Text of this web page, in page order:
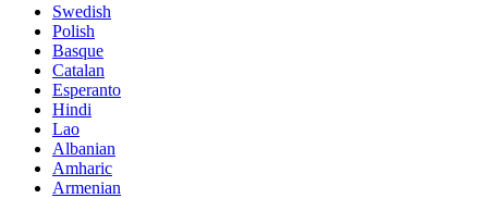
Swedish
Polish
Basque
Catalan
Esperanto
Hindi
Lao
Albanian
Amharic
Armenian